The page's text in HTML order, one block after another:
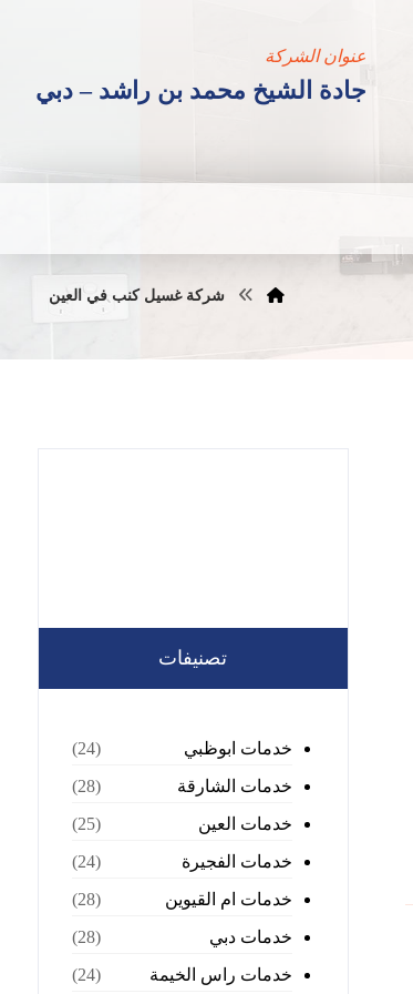
عنوان الشركة
جادة الشيخ محمد بن راشد – دبي
شركة غسيل كنب في العين
تصنيفات
خدمات ابوظبي
(24)
خدمات الشارقة
(28)
خدمات العين
(25)
خدمات الفجيرة
(24)
خدمات ام القيوين
(28)
خدمات دبي
(28)
خدمات راس الخيمة
(24)